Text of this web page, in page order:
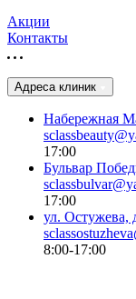
Акции
Контакты
Адреса клиник
Набережная
17:00
Бульвар
17:00
ул. Остужева,
8:00-17:00